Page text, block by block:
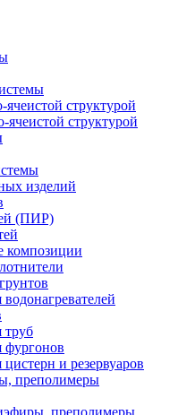
структурой
структурой
изделий
(ПИР)
композиции
труб
фургонов
и резервуаров
преполимеры
преполимеры